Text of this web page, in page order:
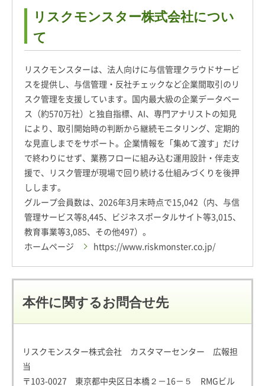
リスクモンスター株式会社につい
て
リスクモンスターは、法人向けに与信管理クラウドサービ
スを提供し、与信管理・反社チェックなど企業間取引のリ
スク管理を支援しています。国内最大級の企業データベー
ス（約570万社）と独自指標、AI、専門アナリストの知見
により、取引開始時の判断から継続モニタリング、定期的
な見直しまでをサポート。企業情報を「集めて渡す」だけ
で終わりにせず、業務フローに組み込む運用設計・伴走支
援で、リスク管理が現場で回り続ける仕組みづくりを後押
しします。
グループ会員数は、2026年3月末時点で15,042（内、与信
管理サービス等8,445、ビジネスポータルサイト等3,015、
教育事業等3,085、その他497）。
ホームページ
https://www.riskmonster.co.jp/
本件に関するお問合せ先
リスクモンスター株式会社 カスタマーセンター 広報担
当
〒103-0027 東京都中央区日本橋２－16－５ RMGビル